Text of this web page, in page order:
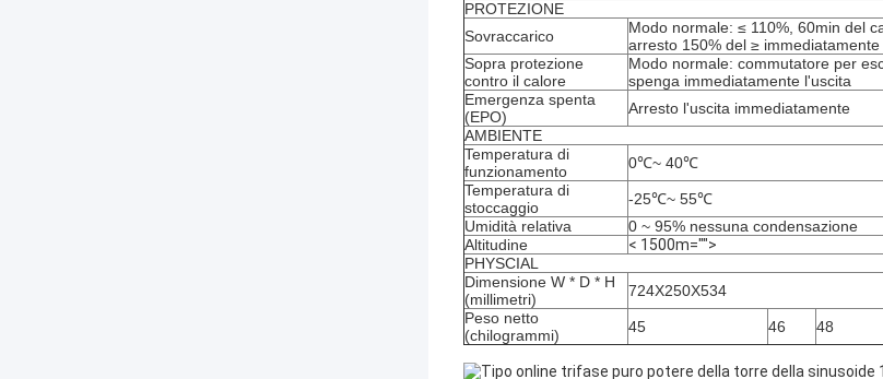
PROTEZIONE
Sovraccarico
Modo normale: ≤ 110%, 60min del
arresto 150% del ≥ immediatamente
Sopra protezione
contro il calore
Modo normale: commutatore per
spenga immediatamente l'uscita
Emergenza spenta
(EPO)
Arresto l'uscita immediatamente
AMBIENTE
Temperatura di
funzionamento
0℃~ 40℃
Temperatura di
stoccaggio
-25℃~ 55℃
Umidità relativa
0 ~ 95% nessuna condensazione
Altitudine
< 1500m="">
PHYSCIAL
Dimensione W * D * H
(millimetri)
724X250X534
Peso netto
(chilogrammi)
45 46 48